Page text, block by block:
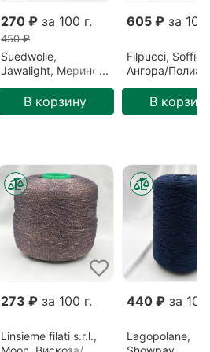
270 ₽ за 100 г.
450 ₽
Suedwolle,
Jawalight, Меринос,
(S6F72809)
В корзину
605 ₽ за 100
Filpucci, Soffio,
Ангора/
(213)В
273 ₽ за 100 г.
Linsieme filati s.r.l.,
440 ₽ за 100
Lagopolane,